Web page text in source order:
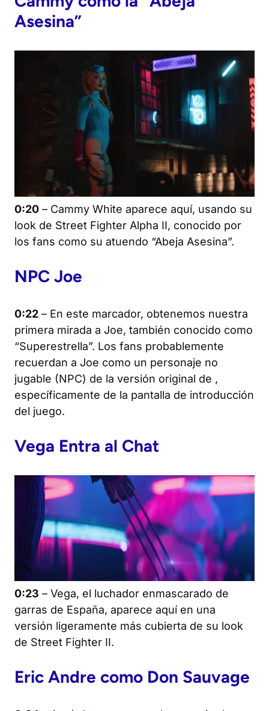
Asesina”
0:20 – Cammy White aparece aquí, usando su
look de Street Fighter Alpha II, conocido por
los fans como su atuendo “Abeja Asesina”.
NPC Joe
0:22 – En este marcador, obtenemos nuestra
primera mirada a Joe, también conocido como
“Superestrella”. Los fans probablemente
recuerdan a Joe como un personaje no
jugable (NPC) de la versión original de ,
específicamente de la pantalla de introducción
del juego.
Vega Entra al Chat
0:23 – Vega, el luchador enmascarado de
garras de España, aparece aquí en una
versión ligeramente más cubierta de su look
de Street Fighter II.
Eric Andre como Don Sauvage